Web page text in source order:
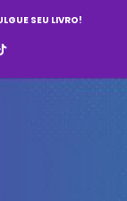
SEU LIVRO!